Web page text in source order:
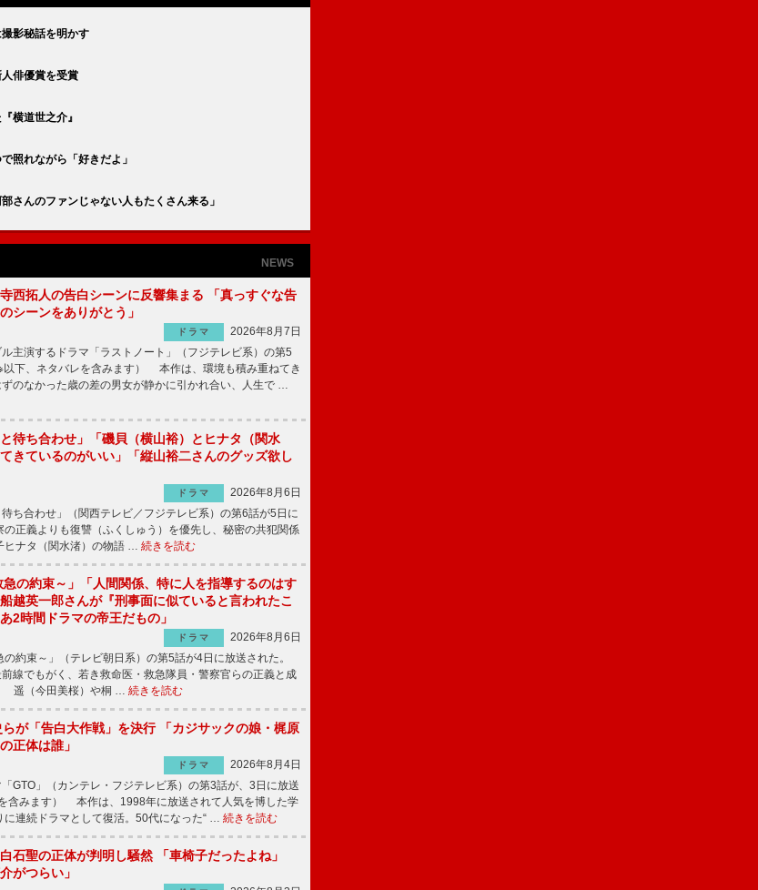
影秘話を明かす
俳優賞を受賞
横道世之介』
照れながら「好きだよ」
んのファンじゃない人もたくさん来る」
NEWS
寺西拓人の告白シーンに反響集まる 「真っすぐな告
シーンをありがとう」
ドラマ
2026年8月7日
主演するドラマ「ラストノート」（フジテレビ系）の第5
以下、ネタバレを含みます） 本作は、環境も積み重ねてき
のなかった歳の差の男女が静かに引かれ合い、人生で …
待ち合わせ」「磯貝（横山裕）とヒナタ（関水
きているのがいい」「縦山裕二さんのグッズ欲し
ドラマ
2026年8月6日
ち合わせ」（関西テレビ／フジテレビ系）の第6話が5日に
正義よりも復讐（ふくしゅう）を優先し、秘密の共犯関係
ヒナタ（関水渚）の物語 … 続きを読む
急の約束～」「人間関係、特に人を指導するのはす
越英一郎さんが『刑事面に似ていると言われたこ
2時間ドラマの帝王だもの」
ドラマ
2026年8月6日
約束～」（テレビ朝日系）の第5話が4日に放送された。
線でもがく、若き救命医・救急隊員・警察官らの正義と成
遥（今田美桜）や桐 … 続きを読む
らが「告白大作戦」を決行 「カジサックの娘・梶原
正体は誰」
ドラマ
2026年8月4日
GTO」（カンテレ・フジテレビ系）の第3話が、3日に放送
含みます） 本作は、1998年に放送されて人気を博した学
に連続ドラマとして復活。50代になった“ … 続きを読む
石聖の正体が判明し騒然 「車椅子だったよね」
がつらい」